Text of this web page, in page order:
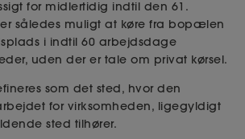
for midlertidig indtil den 61.
således muligt at køre fra bopælen
i indtil 60 arbejdsdage
uden der er tale om privat kørsel.
som det sted, hvor den
for virksomheden, ligegyldigt
sted tilhører.